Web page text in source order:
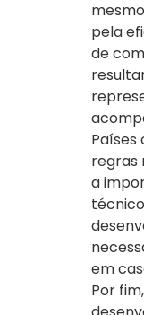
pela
de
Países
regras
a
em
Por